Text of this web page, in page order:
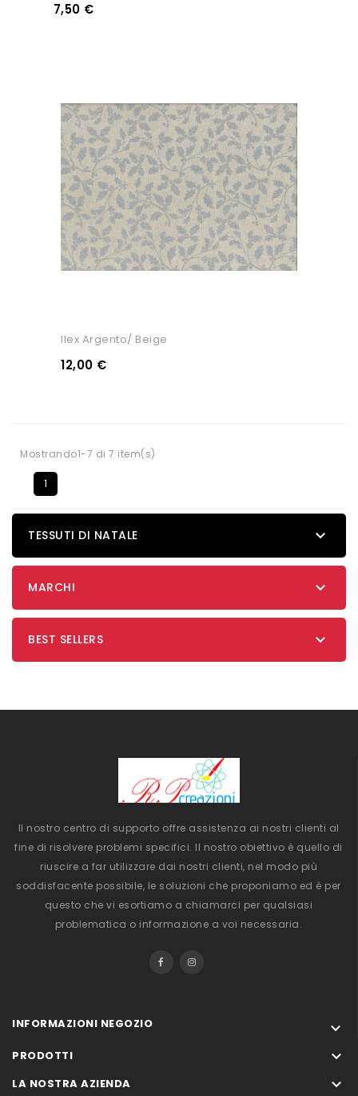
7,50 €
Ilex Argento/ Beige
12,00 €
Mostrando1-7 di 7 item(s)
1
TESSUTI DI NATALE 
MARCHI 
BEST SELLERS 
Il nostro centro di supporto offre assistenza ai nostri clienti al
fine di risolvere problemi specifici. Il nostro obiettivo è quello di
riuscire a far utilizzare dai nostri clienti, nel modo più
soddisfacente possibile, le soluzioni che proponiamo ed è per
questo che vi esortiamo a chiamarci per qualsiasi
problematica o informazione a voi necessaria.
INFORMAZIONI NEGOZIO 
PRODOTTI 
LA NOSTRA AZIENDA 